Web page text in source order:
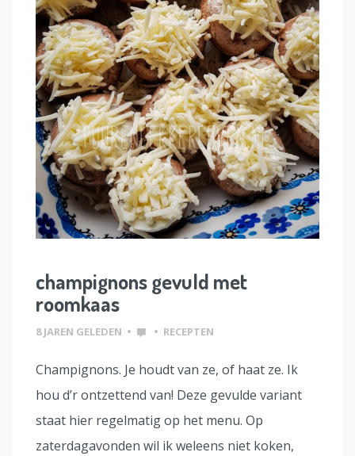
champignons gevuld met
roomkaas
8 JAREN GELEDEN • • RECEPTEN
Champignons. Je houdt van ze, of haat ze. Ik
hou d’r ontzettend van! Deze gevulde variant
staat hier regelmatig op het menu. Op
zaterdagavonden wil ik weleens niet koken,